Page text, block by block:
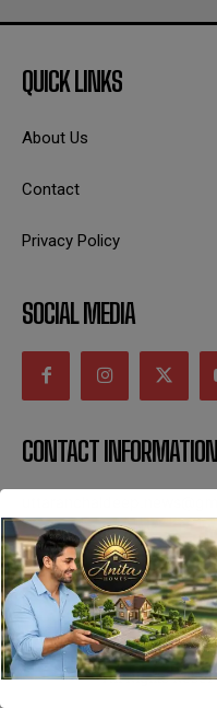
QUICK LINKS
About Us
Contact
Privacy Policy
SOCIAL MEDIA
CONTACT INFORMATION
All Rights